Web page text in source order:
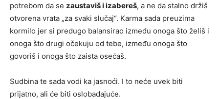
potrebom da se zaustaviš i izabereš, a ne da stalno držiš
otvorena vrata „za svaki slučaj“. Karma sada preuzima
kormilo jer si predugo balansirao između onoga što želiš i
onoga što drugi očekuju od tebe, između onoga što
govoriš i onoga što zaista osećaš.
Sudbina te sada vodi ka jasnoći. I to neće uvek biti
prijatno, ali će biti oslobađajuće.